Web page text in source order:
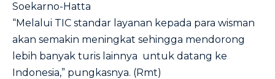
Soekarno-Hatta
“Melalui TIC standar layanan kepada para wisman
akan semakin meningkat sehingga mendorong
lebih banyak turis lainnya untuk datang ke
Indonesia,” pungkasnya. (Rmt)